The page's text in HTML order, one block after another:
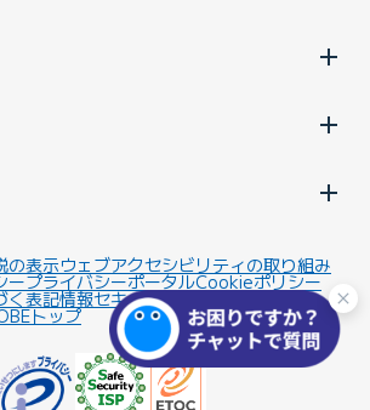
の表示ウェブアクセシビリティの取り組み
ープライバシーポータルCookieポリシー
く表記情報セキュリティ基本方針
トップ